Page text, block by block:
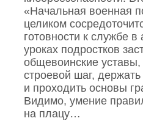
«Начальная военная
целиком
готовности к службе
уроках подростков
общевоинские уставы,
строевой шаг,
и проходить основы
Видимо, умение
на плацу…